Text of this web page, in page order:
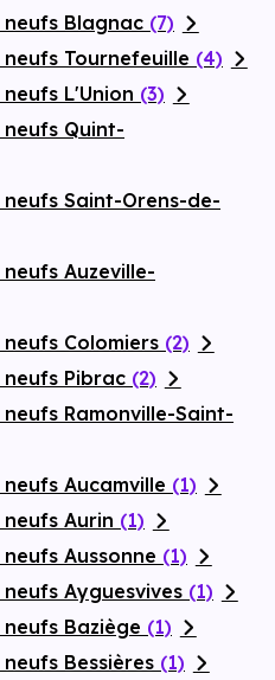
neufs Blagnac (7)
Tournefeuille (4)
L'Union (3)
neufs Quint-
Saint-Orens-de-
Auzeville-
Colomiers (2)
neufs Pibrac (2)
Ramonville-Saint-
Aucamville (1)
Aurin (1)
Aussonne (1)
Ayguesvives (1)
Baziège (1)
Bessières (1)